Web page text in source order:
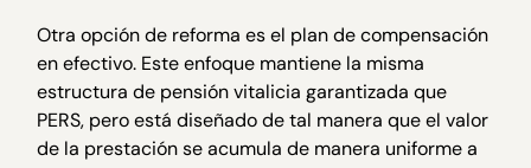
Otra opción de reforma es el plan de compensación
en efectivo. Este enfoque mantiene la misma
estructura de pensión vitalicia garantizada que
PERS, pero está diseñado de tal manera que el valor
de la prestación se acumula de manera uniforme a